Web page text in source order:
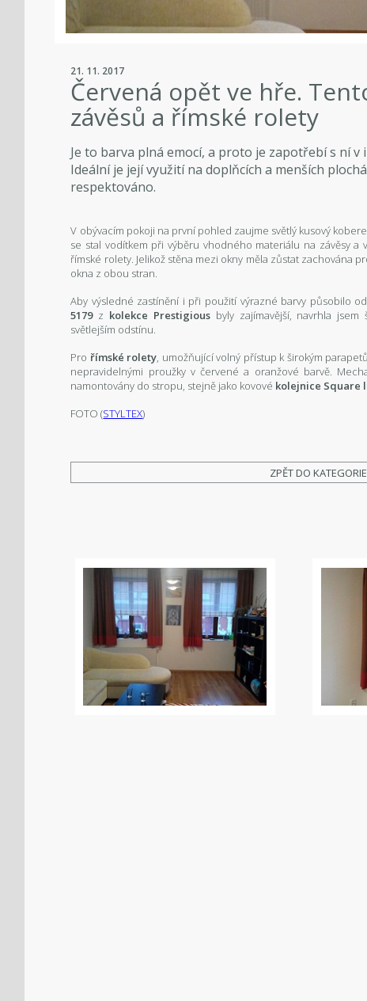
21. 11. 2017
Červená opět ve hře.
závěsů a římské rolety
Je to barva plná emocí, a proto je zapotřebí s ní
Ideální je její využití na doplňcích a menších
respektováno.
V obývacím pokoji na první pohled zaujme světlý kusový
se stal vodítkem při výběru vhodného materiálu na závěsy
římské rolety. Jelikož stěna mezi okny měla zůstat zachována
okna z obou stran.
Aby výsledné zastínění i při použití výrazné barvy působilo
5179z kolekce Prestigiousbyly zajímavější, navrhla jsem
světlejším odstínu.
Pro římské rolety, umožňující volný přístup k širokým
nepravidelnými proužky v červené a oranžové barvě.
namontovány do stropu, stejně jako kovové kolejnice Square
FOTO (STYLTEX)
ZPĚT DO KATEGORIE